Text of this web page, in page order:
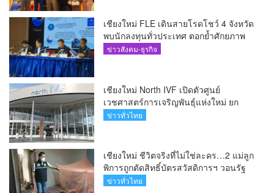
เชียงใหม่ FLE เดินสายโรดโชว์ 4 จังหวัด
พบนักลงทุนทั่วประเทศ ตอกย้ำศักยภาพ
ผู้นำธุรกิจระบบน้ำครบวงจร(คลิป)
ข่าวสังคม-ธุรกิจ
เชียงใหม่ North IVF เปิดตัวศูนย์
เวชศาสตร์การเจริญพันธุ์แห่งใหม่ ยก
ระดับเชียงใหม่สู่ ศูนย์กลางการรักษาผู้มี
ข่าวทั่วไทย
เชียงใหม่ ชีวิตจริงที่ไม่ใช่ละคร…2 แม่ลูก
พิการถูกตัดสิทธิ์บัตรสวัสดิการฯ วอนรัฐ
ทบทวนเกณฑ์ช่วยคนจน(คลิป)
ข่าวทั่วไทย